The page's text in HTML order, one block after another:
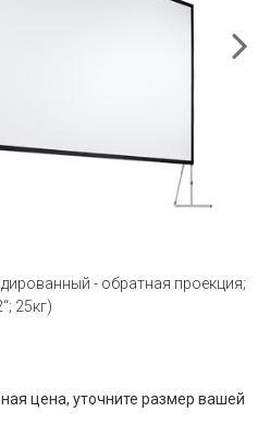
- обратная проекция;
25кг)
цена, уточните размер вашей